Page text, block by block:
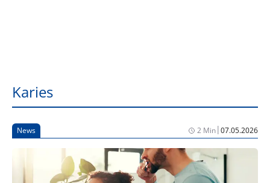
Karies
News 2 Min|07.05.2026